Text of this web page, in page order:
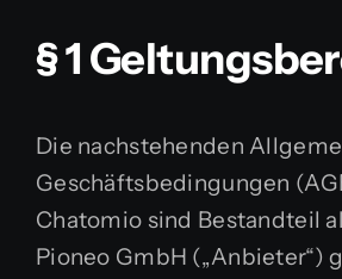
§ 1
Die nachstehenden
Geschäftsbedingungen
Chatomio sind Bestandteil
Pioneo GmbH („Anbieter“)